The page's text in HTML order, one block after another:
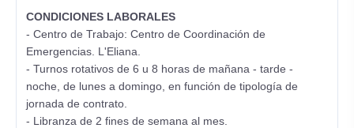
CONDICIONES LABORALES
- Centro de Trabajo: Centro de Coordinación de
Emergencias. L'Eliana.
- Turnos rotativos de 6 u 8 horas de mañana - tarde -
noche, de lunes a domingo, en función de tipología de
jornada de contrato.
- Libranza de 2 fines de semana al mes.